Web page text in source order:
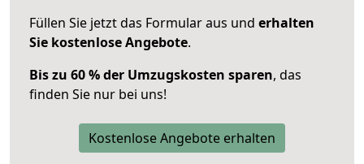
Füllen Sie jetzt das Formular aus und erhalten
Sie kostenlose Angebote.
Bis zu 60 % der Umzugskosten sparen, das
finden Sie nur bei uns!
Kostenlose Angebote erhalten